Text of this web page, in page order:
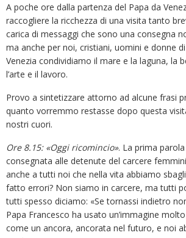
A poche ore dalla partenza del Papa da
raccogliere la ricchezza di una visita tanto
carica di messaggi che sono una consegna
ma anche per noi, cristiani, uomini e donne
Venezia condividiamo il mare e la laguna, la
l’arte e il lavoro.
Provo a sintetizzare attorno ad alcune frasi
quanto vorremmo restasse dopo questa
nostri cuori.
Ore 8.15: «Oggi ricomincio». La prima parola
consegnata alle detenute del carcere
anche a tutti noi che nella vita abbiamo
fatto errori? Non siamo in carcere, ma tutti
tutti spesso diciamo: «Se tornassi indietro
Papa Francesco ha usato un’immagine
come un ancora, ancorata nel futuro, e noi